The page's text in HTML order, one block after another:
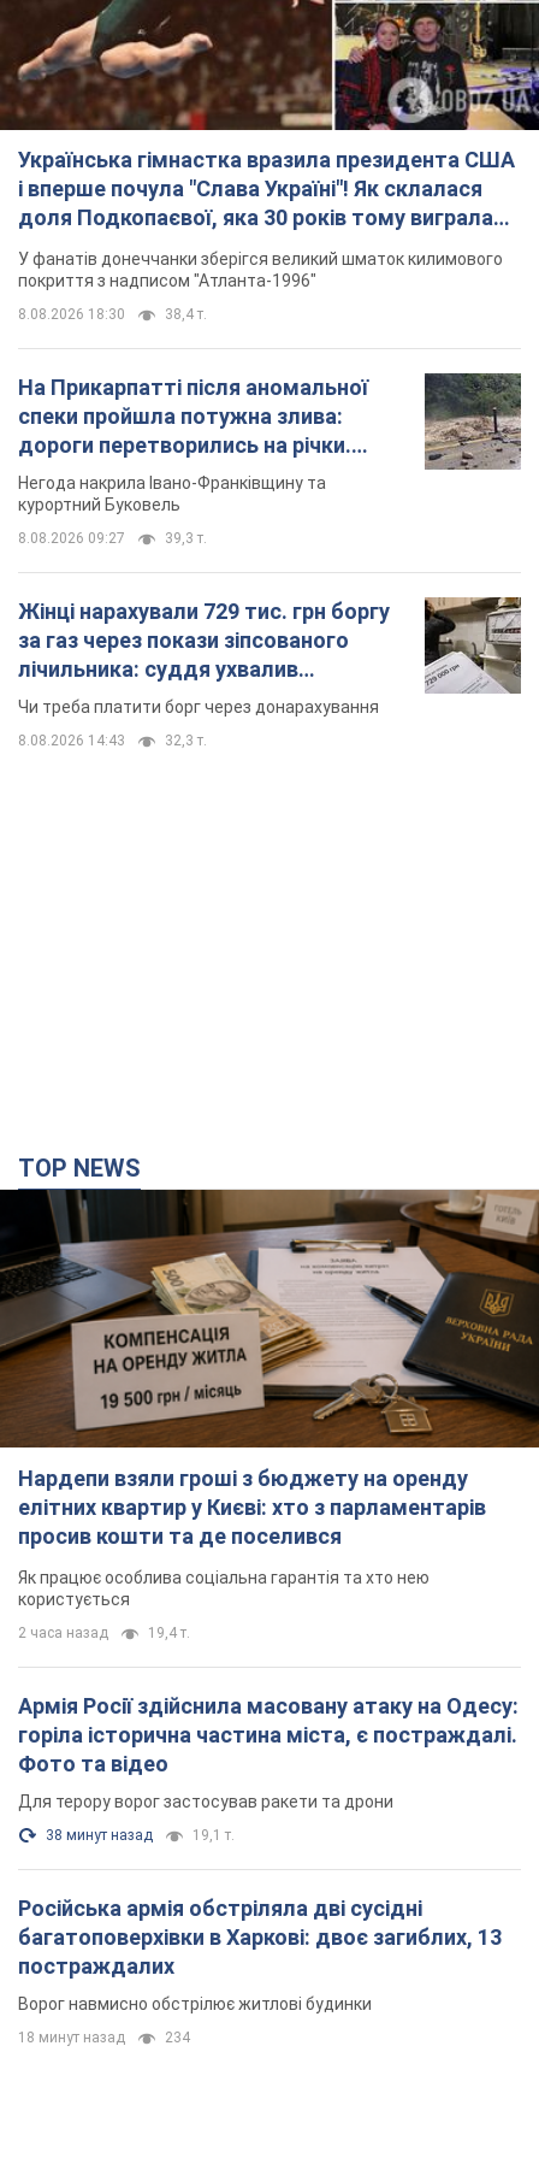
Українська гімнастка вразила президента США
і вперше почула "Слава Україні"! Як склалася
доля Подкопаєвої, яка 30 років тому виграла
"золото" Олімпіади
У фанатів донеччанки зберігся великий шматок килимового
покриття з надписом "Атланта-1996"
8.08.2026 18:30 38,4 т.
На Прикарпатті після аномальної
спеки пройшла потужна злива:
дороги перетворились на річки.
Відео
Негода накрила Івано-Франківщину та
курортний Буковель
8.08.2026 09:27 39,3 т.
Жінці нарахували 729 тис. грн боргу
за газ через покази зіпсованого
лічильника: суддя ухвалив
неочікуване рішення
Чи треба платити борг через донарахування
8.08.2026 14:43 32,3 т.
TOP NEWS
Нардепи взяли гроші з бюджету на оренду
елітних квартир у Києві: хто з парламентарів
просив кошти та де поселився
Як працює особлива соціальна гарантія та хто нею
користується
2 часа назад 19,4 т.
Армія Росії здійснила масовану атаку на Одесу:
горіла історична частина міста, є постраждалі.
Фото та відео
Для терору ворог застосував ракети та дрони
38 минут назад 19,1 т.
Російська армія обстріляла дві сусідні
багатоповерхівки в Харкові: двоє загиблих, 13
постраждалих
Ворог навмисно обстрілює житлові будинки
18 минут назад 234